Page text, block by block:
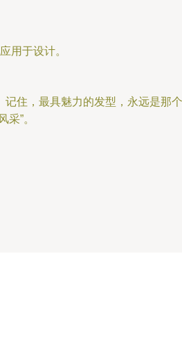
用于设计。
住，最具魅力的发型，永远是那
”。